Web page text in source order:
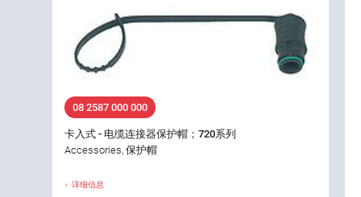
08 2587 000 000
卡入式 - 电缆连接器保护帽；720系列
Accessories, 保护帽
详细信息